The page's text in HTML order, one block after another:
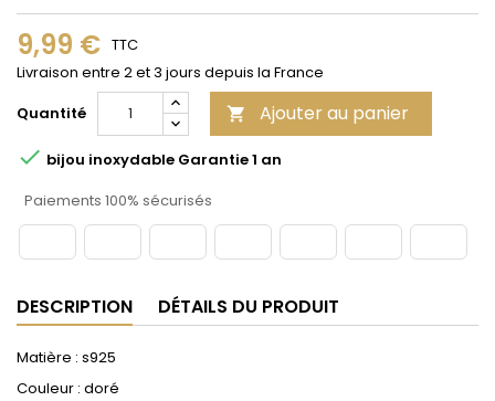
9,99 € TTC
Livraison entre 2 et 3 jours depuis la France
Quantité
 Ajouter au panier
 bijou inoxydable Garantie 1 an
Paiements 100% sécurisés
DESCRIPTION DÉTAILS DU PRODUIT
Matière : s925
Couleur : doré